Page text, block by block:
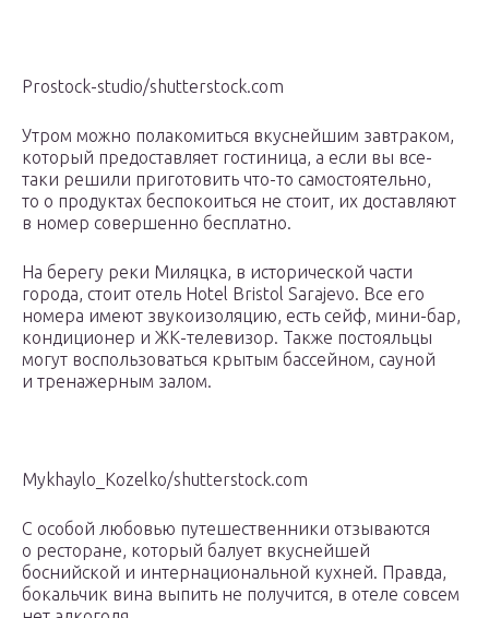
Prostock-studio/shutterstock.com
Утром можно полакомиться вкуснейшим завтраком,
который предоставляет гостиница, а если вы все-
таки решили приготовить что-то самостоятельно,
то о продуктах беспокоиться не стоит, их доставляют
в номер совершенно бесплатно.
На берегу реки Миляцка, в исторической части
города, стоит отель Hotel Bristol Sarajevo. Все его
номера имеют звукоизоляцию, есть сейф, мини-бар,
кондиционер и ЖК-телевизор. Также постояльцы
могут воспользоваться крытым бассейном, сауной
и тренажерным залом.
Mykhaylo_Kozelko/shutterstock.com
С особой любовью путешественники отзываются
о ресторане, который балует вкуснейшей
боснийской и интернациональной кухней. Правда,
бокальчик вина выпить не получится, в отеле совсем